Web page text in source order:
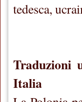
tedesca,
Traduzioni
Italia